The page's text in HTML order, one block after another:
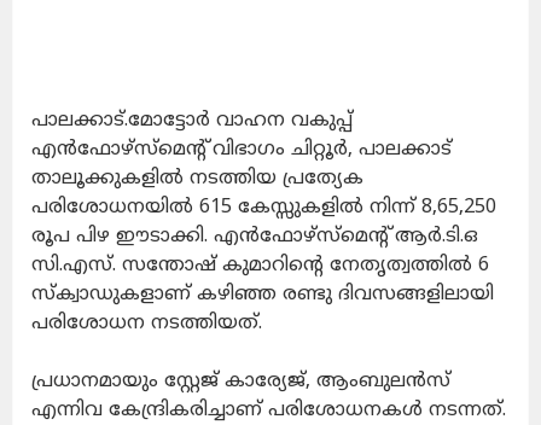
പാലക്കാട്.മോട്ടോർ വാഹന വകുപ്പ്
എൻഫോഴ്സ്മെന്റ് വിഭാഗം ചിറ്റൂർ, പാലക്കാട്
താലൂക്കുകളിൽ നടത്തിയ പ്രത്യേക
പരിശോധനയിൽ 615 കേസ്സുകളിൽ നിന്ന് 8,65,250
രൂപ പിഴ ഈടാക്കി. എൻഫോഴ്സ്മെൻ്റ് ആർ.ടി.ഒ
സി.എസ്. സന്തോഷ് കുമാറിൻ്റെ നേതൃത്വത്തിൽ 6
സ്‌ക്വാഡുകളാണ് കഴിഞ്ഞ രണ്ടു ദിവസങ്ങളിലായി
പരിശോധന നടത്തിയത്.
പ്രധാനമായും സ്റ്റേജ് കാര്യേജ്, ആംബുലൻസ്
എന്നിവ കേന്ദ്രികരിച്ചാണ് പരിശോധനകൾ നടന്നത്.